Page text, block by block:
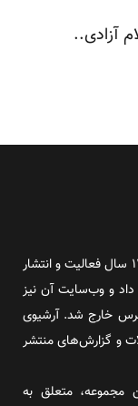
آزادی..
روز آنلاین روزنامه‌ای اینترنتی بود که پس از طول ۱۲ سال فعالیت و انتشار
خود پایان داد و وب‌سایت آن نیز
خارج شد. آرشیوی
و گزارش‌های منتشر
مجموعه، متعلق به